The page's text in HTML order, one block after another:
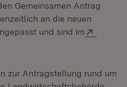
Gemeinsamen Antrag
an die neuen
und sind im
Fenster)
zur Antragstellung rund um